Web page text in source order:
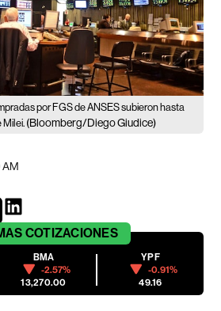
por FGS de ANSES subieron hasta
Milei. (Bloomberg/Diego Giudice)
AM
COTIZACIONES
BMA
-2.57%
13,270.00
YPF
-0.91%
49.16